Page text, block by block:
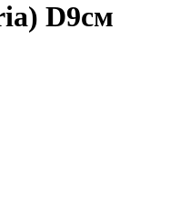
D9см